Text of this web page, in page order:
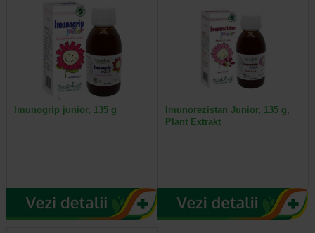
Imunogrip junior, 135 g
Imunorezistan Junior, 135 g,
Plant Extrakt